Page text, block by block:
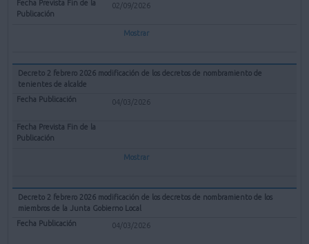
02/09/2026
Mostrar
Decreto 2 febrero 2026 modificación de los decretos de nombramiento de
tenientes de alcalde
04/03/2026
Mostrar
Decreto 2 febrero 2026 modificación de los decretos de nombramiento de los
miembros de la Junta Gobierno Local
04/03/2026